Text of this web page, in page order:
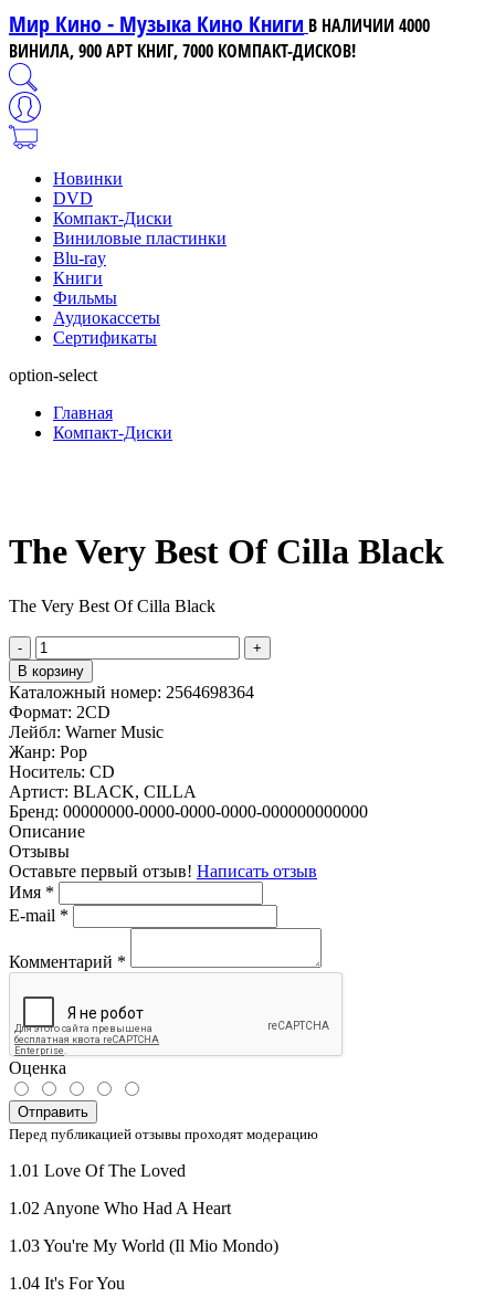
Мир Кино - Музыка Кино Книги В НАЛИЧИИ 4000
ВИНИЛА, 900 АРТ КНИГ, 7000 КОМПАКТ-ДИСКОВ!
Новинки
DVD
Компакт-Диски
Виниловые пластинки
Blu-ray
Книги
Фильмы
Аудиокассеты
Сертификаты
option-select
Главная
Компакт-Диски
The Very Best Of Cilla Black
The Very Best Of Cilla Black
-
+
В корзину
Каталожный номер: 2564698364
Формат: 2CD
Лейбл: Warner Music
Жанр: Pop
Носитель: CD
Артист: BLACK, CILLA
Бренд: 00000000-0000-0000-0000-000000000000
Описание
Отзывы
Оставьте первый отзыв! Написать отзыв
Имя *
E-mail *
Комментарий *
Оценка
Отправить
Перед публикацией отзывы проходят модерацию
1.01 Love Of The Loved
1.02 Anyone Who Had A Heart
1.03 You're My World (Il Mio Mondo)
1.04 It's For You